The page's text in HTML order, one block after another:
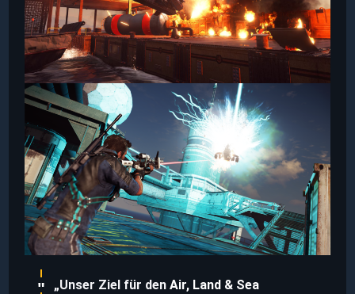
„Unser Ziel für den Air, Land & Sea